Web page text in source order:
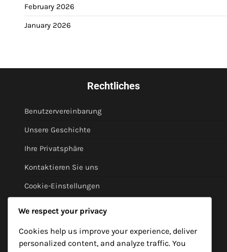
February 2026
January 2026
Rechtliches
Benutzervereinbarung
Unsere Geschichte
Ihre Privatsphäre
Kontaktieren Sie uns
Cookie-Einstellungen
Kategorien
Spielanalyse des FIFA-Olympischen Fussballturniers
Männer 2024
We respect your privacy
Cookies help us improve your experience, deliver
personalized content, and analyze traffic. You